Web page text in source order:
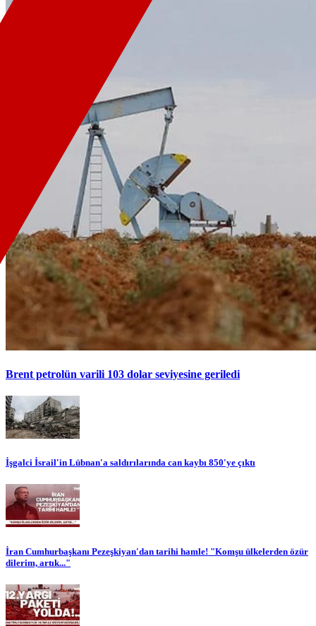
Brent petrolün varili 103 dolar seviyesine geriledi
İşgalci İsrail'in Lübnan'a saldırılarında can kaybı 850'ye çıktı
İran Cumhurbaşkanı Pezeşkiyan'dan tarihi hamle! "Komşu ülkelerden özür
dilerim, artık..."